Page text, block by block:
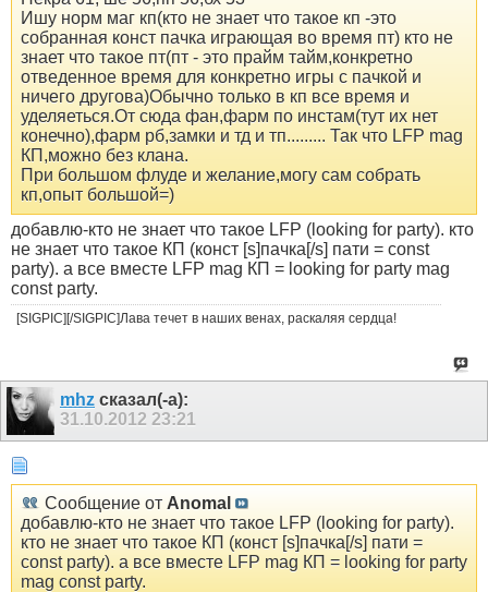
Ишу норм маг кп(кто не знает что такое кп -это
собранная конст пачка играющая во время пт) кто не
знает что такое пт(пт - это прайм тайм,конкретно
отведенное время для конкретно игры с пачкой и
ничего другова)Обычно только в кп все время и
уделяеться.От сюда фан,фарм по инстам(тут их нет
конечно),фарм рб,замки и тд и тп......... Так что LFP mag
КП,можно без клана.
При большом флуде и желание,могу сам собрать
кп,опыт большой=)
добавлю-кто не знает что такое LFP (looking for party). кто
не знает что такое КП (конст [s]пачка[/s] пати = const
party). а все вместе LFP mag КП = looking for party mag
const party.
[SIGPIC][/SIGPIC]Лава течет в наших венах, раскаляя сердца!
mhz сказал(-а):
31.10.2012 23:21
Сообщение от Anomal
добавлю-кто не знает что такое LFP (looking for party).
кто не знает что такое КП (конст [s]пачка[/s] пати =
const party). а все вместе LFP mag КП = looking for party
mag const party.